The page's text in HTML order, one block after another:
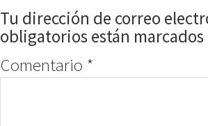
Tu dirección de correo
obligatorios están
Comentario *